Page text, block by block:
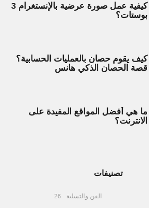
كيفية عمل صورة عرضية بالإنستغرام 3
بوستات؟
كيف يقوم حصان بالعمليات الحسابية؟
قصة الحصان الذكي هانس
ما هي أفضل المواقع المفيدة على
الانترنت؟
تصنيفات
الفن والتسلية 26